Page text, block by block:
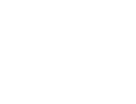
karcie